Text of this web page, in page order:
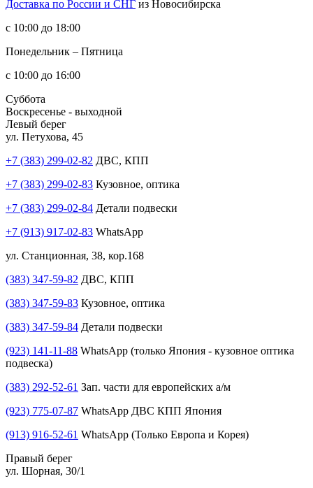
Доставка по России и СНГ из Новосибирска
с 10:00 до 18:00
Понедельник – Пятница
с 10:00 до 16:00
Суббота
Воскресенье - выходной
Левый берег
ул. Петухова, 45
+7 (383) 299-02-82 ДВС, КПП
+7 (383) 299-02-83 Кузовное, оптика
+7 (383) 299-02-84 Детали подвески
+7 (913) 917-02-83 WhatsApp
ул. Станционная, 38, кор.168
(383) 347-59-82 ДВС, КПП
(383) 347-59-83 Кузовное, оптика
(383) 347-59-84 Детали подвески
(923) 141-11-88 WhatsApp (только Япония - кузовное оптика
подвеска)
(383) 292-52-61 Зап. части для европейских а/м
(923) 775-07-87 WhatsApp ДВС КПП Япония
(913) 916-52-61 WhatsApp (Только Европа и Корея)
Правый берег
ул. Шорная, 30/1